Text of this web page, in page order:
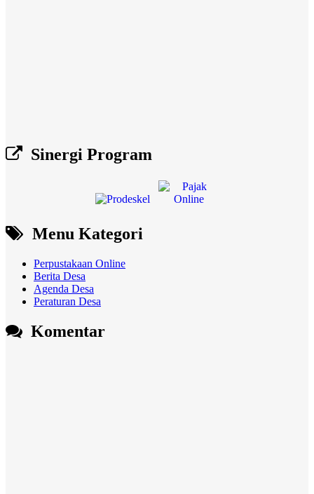
Sinergi Program
Menu Kategori
Perpustakaan Online
Berita Desa
Agenda Desa
Peraturan Desa
Komentar